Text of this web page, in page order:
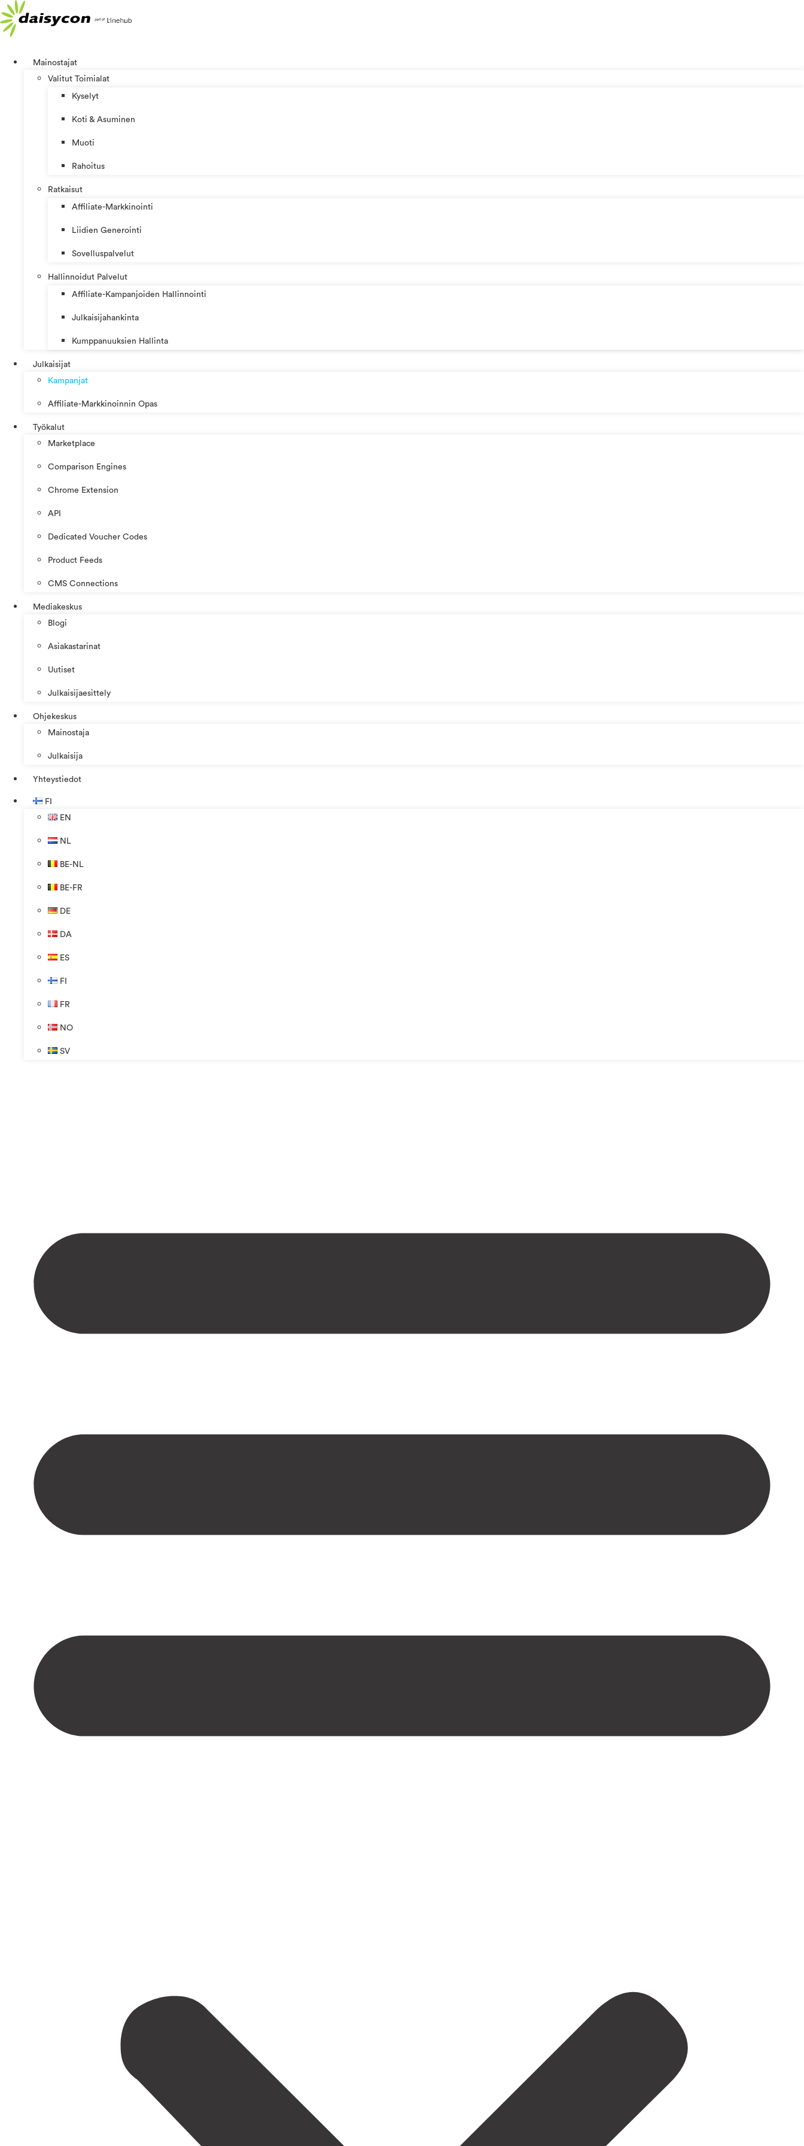
Mene
sisältöön
Mainostajat
Valitut Toimialat
Kyselyt
Koti & Asuminen
Muoti
Rahoitus
Ratkaisut
Affiliate-Markkinointi
Liidien Generointi
Sovelluspalvelut
Hallinnoidut Palvelut
Affiliate-Kampanjoiden Hallinnointi
Julkaisijahankinta
Kumppanuuksien Hallinta
Julkaisijat
Kampanjat
Affiliate-Markkinoinnin Opas
Työkalut
Marketplace
Comparison Engines
Chrome Extension
API
Dedicated Voucher Codes
Product Feeds
CMS Connections
Mediakeskus
Blogi
Asiakastarinat
Uutiset
Julkaisijaesittely
Ohjekeskus
Mainostaja
Julkaisija
Yhteystiedot
FI
EN
NL
BE-NL
BE-FR
DE
DA
ES
FI
FR
NO
SV